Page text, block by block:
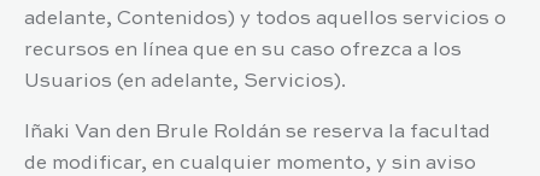
adelante, Contenidos) y todos aquellos servicios o
recursos en línea que en su caso ofrezca a los
Usuarios (en adelante, Servicios).
Iñaki Van den Brule Roldán se reserva la facultad
de modificar, en cualquier momento, y sin aviso